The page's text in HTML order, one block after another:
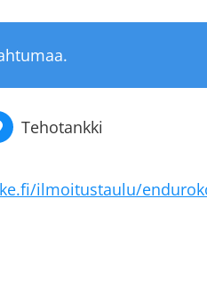
Tehotankki
ilmoitustaulu/